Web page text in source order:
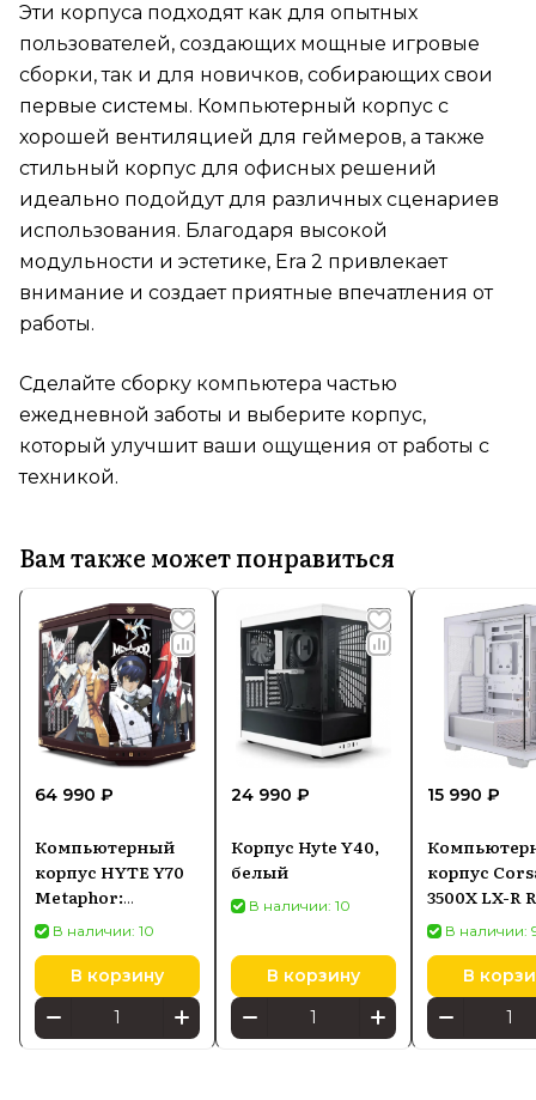
Эти корпуса подходят как для опытных
пользователей, создающих мощные игровые
сборки, так и для новичков, собирающих свои
первые системы. Компьютерный корпус с
хорошей вентиляцией для геймеров, а также
стильный корпус для офисных решений
идеально подойдут для различных сценариев
использования. Благодаря высокой
модульности и эстетике, Era 2 привлекает
внимание и создает приятные впечатления от
работы.
Сделайте сборку компьютера частью
ежедневной заботы и выберите корпус,
который улучшит ваши ощущения от работы с
техникой.
Вам также может понравиться
64 990 ₽
Компьютерный
корпус HYTE Y70
Metaphor:
ReFantazio Edition
В наличии: 10
В корзину
24 990 ₽
Корпус Hyte Y40,
белый
В наличии: 10
В корзину
15 990 ₽
корпус
3500X LX-R
iCUE LINK
В наличии:
В